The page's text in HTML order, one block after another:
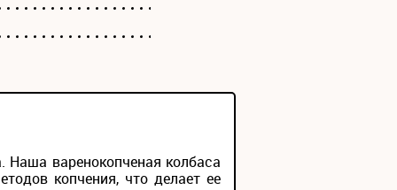
варенокопченая колбаса
копчения, что делает ее